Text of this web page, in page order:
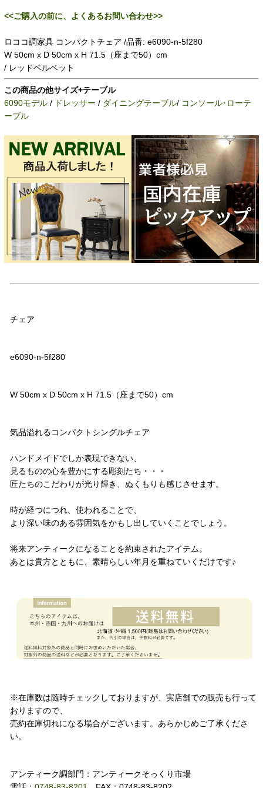
<<ご購入の前に、よくあるお問い合わせ>>
ロココ調家具 コンパクトチェア /品番: e6090-n-5f280
W 50cm x D 50cm x H 71.5（座まで50）cm
/ レッドベルベット
この商品の他サイズ+テーブル
6090モデル / ドレッサー / ダイニングテーブル/ コンソール･ローテ
ーブル
チェア
e6090-n-5f280
W 50cm x D 50cm x H 71.5（座まで50）cm
気品溢れるコンパクトシングルチェア
ハンドメイドでしか表現できない、
見るものの心を豊かにする彫刻たち・・・
匠たちのこだわりが光り輝き、ぬくもりも感じさせます。
時が経つにつれ、使われることで、
より深い味のある雰囲気をかもし出していくことでしょう。
将来アンティークになることを約束されたアイテム。
あとは貴方とともに、素晴らしい年月を重ねていくだけです♪
※在庫数は随時チェックしておりますが、実店舗での販売も行って
おりますので、
売約在庫切れになる場合がございます。あらかじめご了承くださ
い。
アンティーク調部門：アンティークそっくり市場